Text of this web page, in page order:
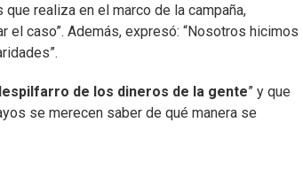
realiza en el marco de la campaña,
el caso”. Además, expresó: “Nosotros hicimos
de los dineros de la gente” y que
se merecen saber de qué manera se